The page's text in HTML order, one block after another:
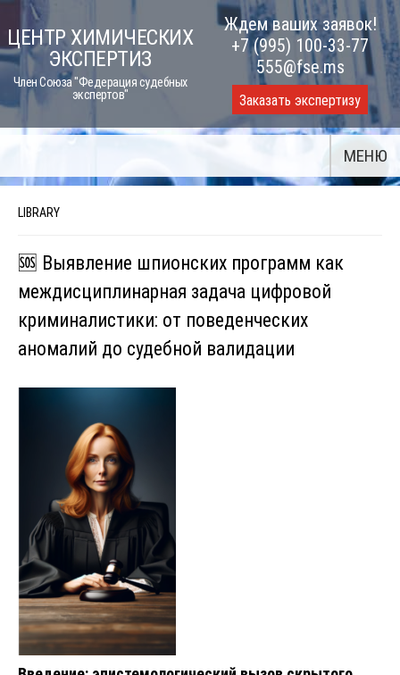
Skip
to
content
ЦЕНТР ХИМИЧЕСКИХ
ЭКСПЕРТИЗ
Член Союза "Федерация судебных
экспертов"
Ждем ваших заявок!
+7 (995) 100-33-77
555@fse.ms
Заказать экспертизу
МЕНЮ
LIBRARY
🆘 Выявление шпионских программ как
междисциплинарная задача цифровой
криминалистики: от поведенческих
аномалий до судебной валидации